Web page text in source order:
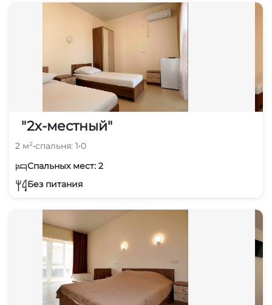
"2х-местный"
2 м²•спальня: 1•0
Спальных мест: 2
Без питания